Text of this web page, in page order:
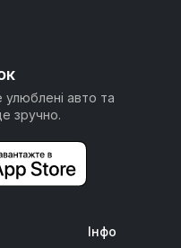
улюблені авто та
зручно.
Інфо